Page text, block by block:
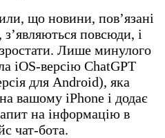
що новини, пов’язані
повсюди, і
Лише минулого
iOS-версію ChatGPT
для Android), яка
вашому iPhone і додає
на інформацію в
чат-бота.